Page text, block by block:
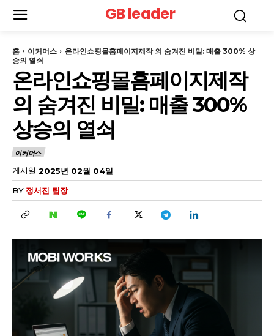
GB leader
홈 이커머스
온라인쇼핑몰홈페이지제작 의 숨겨진 비밀: 매출 300% 상
승의 열쇠
온라인쇼핑몰홈페이지제작
의 숨겨진 비밀: 매출 300%
상승의 열쇠
이커머스
게시일 2025년 02월 04일
BY 정서진 팀장